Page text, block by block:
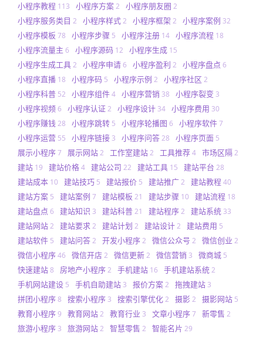
小程序教程 113 小程序方案2 小程序朋友圈 2
小程序服务类目 2 小程序样式2 小程序框架 2 小程序案例 32
小程序模板 78 小程序步骤 5 小程序注册 14 小程序流程 18
小程序流量主 6 小程序源码 12 小程序生成 15
小程序生成工具2 小程序申请6 小程序盈利 2 小程序盘点 6
小程序直播 18 小程序码 5 小程序示例 2 小程序社区 2
小程序科普 52 小程序组件4 小程序营销 38 小程序裂变 3
小程序视频6 小程序认证2 小程序设计 34 小程序费用 30
小程序赚钱28 小程序跳转 5 小程序轮播图 6 小程序软件7
小程序运营 55 小程序链接 3 小程序问答28 小程序页面 5
展示小程序7 展示网站2 工作室建站2 工具推荐4 市场区隔2
建站 19 建站价格4 建站公司 22 建站工具 15 建站平台 28
建站成本 10 建站技巧 5 建站报价 5 建站推广2 建站教程40
建站方案 5 建站案例 7 建站模板 21 建站步骤 10 建站流程 18
建站盘点 6 建站知识 3 建站科普21 建站程序2 建站系统 33
建站网站2 建站要求2 建站计划 2 建站设计2 建站费用 5
建站软件 5 建站问答2 开发小程序2 微信公众号 2 微信创业 2
微信小程序46 微信开店2 微信更新2 微信营销 3 微商城 5
快速建站8 房地产小程序2 手机建站 16 手机建站系统2
手机网站建设 5 手机自助建站 3 报价方案2 拖拽建站 3
拼团小程序8 搜索小程序 3 搜索引擎优化2 摄影2 摄影网站 5
教育小程序9 教育网站2 教育行业 3 文章小程序7 新零售 2
旅游小程序 3 旅游网站2 智慧零售 2 智能名片 29